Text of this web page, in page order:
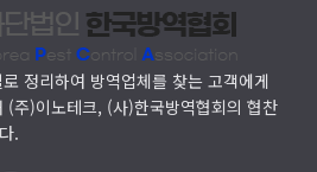
)다잘방역
정리하여 방역업체를 찾는 고객에게
(주)이노테크, (사)한국방역협회의 협찬
.